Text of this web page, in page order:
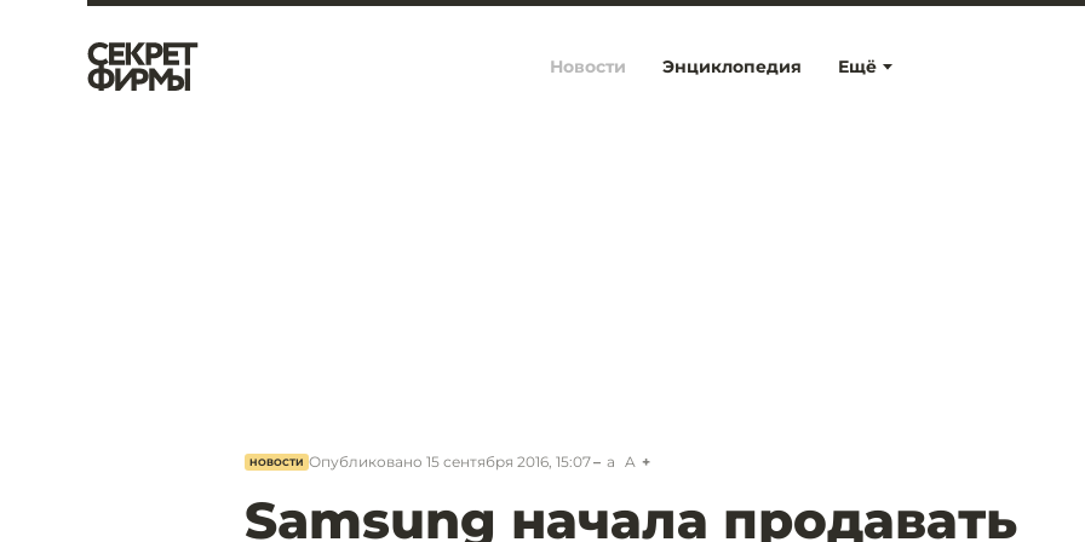
Ещё
Новости Энциклопедия
НОВОСТИ Опубликовано 15 сентября 2016, 15:07 a A
Samsung начала продавать